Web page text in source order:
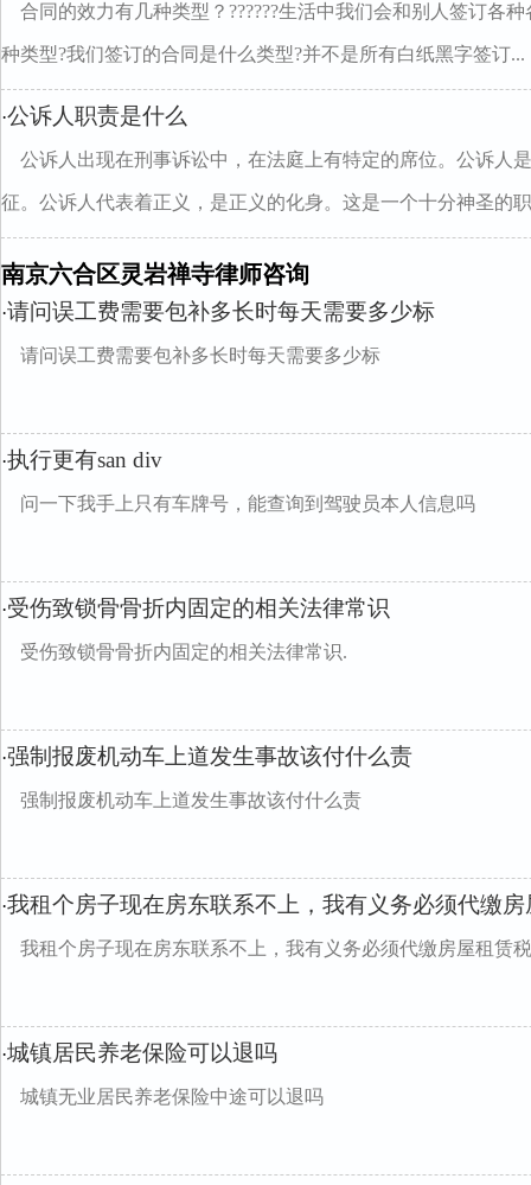
合同的效力有几种类型？??????生活中我们会和别人签订各
种类型?我们签订的合同是什么类型?并不是所有白纸黑字签订...
·公诉人职责是什么
公诉人出现在刑事诉讼中，在法庭上有特定的席位。公诉人
征。公诉人代表着正义，是正义的化身。这是一个十分神圣的
南京六合区灵岩禅寺律师咨询
·请问误工费需要包补多长时每天需要多少标
请问误工费需要包补多长时每天需要多少标
·执行更有san div
问一下我手上只有车牌号，能查询到驾驶员本人信息吗
·受伤致锁骨骨折内固定的相关法律常识
受伤致锁骨骨折内固定的相关法律常识.
·强制报废机动车上道发生事故该付什么责
强制报废机动车上道发生事故该付什么责
·我租个房子现在房东联系不上，我有义务必须代缴
我租个房子现在房东联系不上，我有义务必须代缴房屋租赁
·城镇居民养老保险可以退吗
城镇无业居民养老保险中途可以退吗